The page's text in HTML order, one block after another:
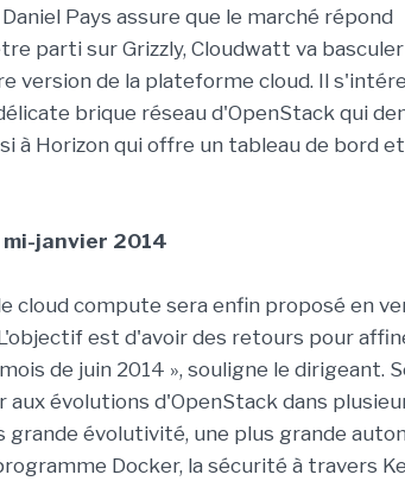
Pays assure que le marché répond
parti sur Grizzly, Cloudwatt va
version de la plateforme cloud. Il
brique réseau d'OpenStack qui
à Horizon qui offre un tableau de bord
mi-janvier 2014
cloud compute sera enfin proposé en
est d'avoir des retours pour
de juin 2014 », souligne le dirigeant.
évolutions d'OpenStack dans
grande évolutivité, une plus grande
Docker, la sécurité à travers